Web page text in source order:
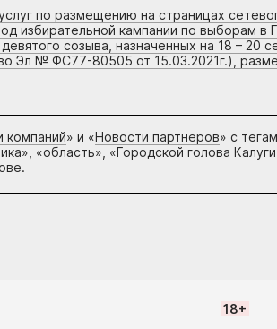
по размещению на страницах
избирательной кампании по выборам в
созыва, назначенных на 18 – 20
Эл № ФС77-80505 от 15.03.2021г.),
компаний» и «Новости партнеров» с
«область», «Городской голова
18+